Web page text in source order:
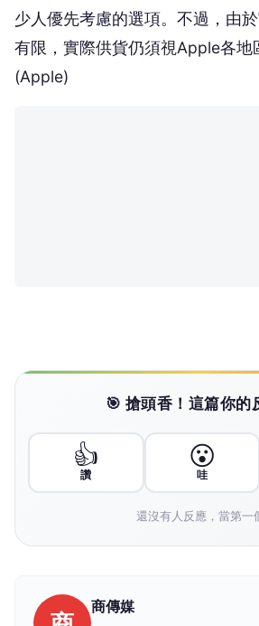
少人優先考慮的選項。不過，由
有限，實際供貨仍須視Apple各地
(Apple)
🎯 搶頭香！這篇你的
👍
讚
😮
哇
還沒有人反應，當第一
商傳媒